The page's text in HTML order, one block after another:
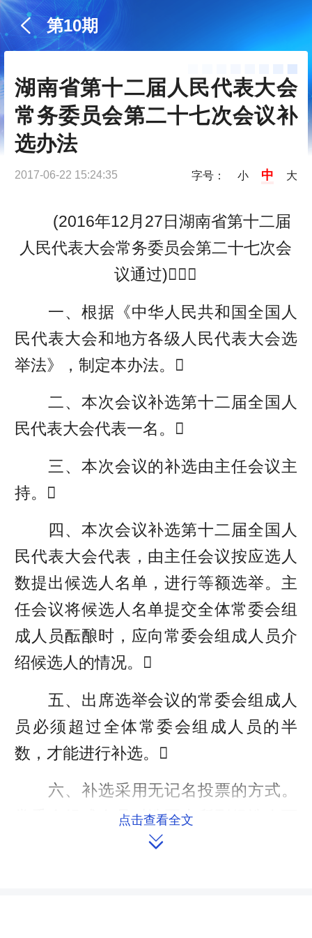
第10期
湖南省第十二届人民代表大会
常务委员会第二十七次会议补
选办法
2017-06-22 15:24:35 字号： 小 中 大
(2016年12月27日湖南省第十二届
人民代表大会常务委员会第二十七次会
议通过)
一、根据《中华人民共和国全国人
民代表大会和地方各级人民代表大会选
举法》，制定本办法。
二、本次会议补选第十二届全国人
民代表大会代表一名。
三、本次会议的补选由主任会议主
持。
四、本次会议补选第十二届全国人
民代表大会代表，由主任会议按应选人
数提出候选人名单，进行等额选举。主
任会议将候选人名单提交全体常委会组
成人员酝酿时，应向常委会组成人员介
绍候选人的情况。
五、出席选举会议的常委会组成人
员必须超过全体常委会组成人员的半
数，才能进行补选。
六、补选采用无记名投票的方式。
常委会组成人员对选票上所列候选人可
以投赞成票，可以投反对票，可以另选
点击查看全文
